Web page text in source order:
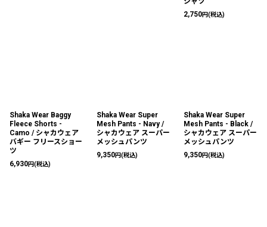
2,750円(税込)
Shaka Wear Baggy
Fleece Shorts -
Camo / シャカウェア
バギー フリースショー
ツ
6,930円(税込)
Shaka Wear Super
Mesh Pants - Navy /
シャカウェア スーパー
メッシュパンツ
9,350円(税込)
Shaka Wear Super
Mesh Pants - Black /
シャカウェア スーパー
メッシュパンツ
9,350円(税込)